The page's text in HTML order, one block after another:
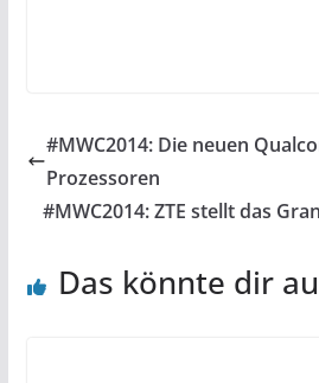
#MWC2014: Die neuen
Prozessoren
#MWC2014: ZTE stellt das
Das könnte dir